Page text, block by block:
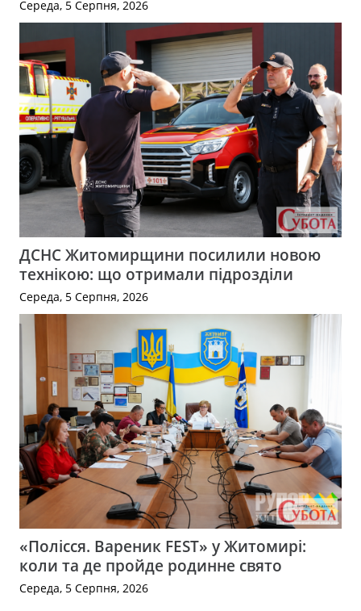
Середа, 5 Серпня, 2026
ДСНС Житомирщини посилили новою
технікою: що отримали підрозділи
Середа, 5 Серпня, 2026
«Полісся. Вареник FEST» у Житомирі:
коли та де пройде родинне свято
Середа, 5 Серпня, 2026